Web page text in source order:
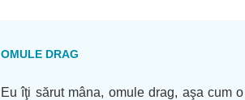
OMULE DRAG
Eu îţi sărut mâna, omule drag, aşa cum